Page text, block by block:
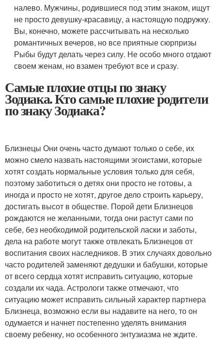
налево. Мужчины, родившиеся под этим знаком, ищут
не просто девушку-красавицу, а настоящую подружку.
Вы, конечно, можете рассчитывать на несколько
романтичных вечеров, но все приятные сюрпризы
Рыбы будут делать через силу. Не особо много отдают
своем женам, но взамен требуют все и сразу.
Самые плохие отцы по знаку
Зодиака. Кто самые плохие родители
по знаку Зодиака?
Близнецы Они очень часто думают только о себе, их
можно смело назвать настоящими эгоистами, которые
хотят создать нормальные условия только для себя,
поэтому заботиться о детях они просто не готовы, а
иногда и просто не хотят, другое дело строить карьеру,
достигать высот в обществе. Порой дети Близнецов
рождаются не желанными, тогда они растут сами по
себе, без необходимой родительской ласки и заботы,
дела на работе могут также отвлекать Близнецов от
воспитания своих наследников. В этих случаях довольно
часто родителей заменяют дедушки и бабушки, которые
от всего сердца хотят исправить ситуацию, которые
создали их чада. Астрологи также отмечают, что
ситуацию может исправить сильный характер партнера
Близнеца, возможно если вы надавите на него, то он
одумается и начнет постепенно уделять внимания
своему ребенку, но особенного энтузиазма не ждите.